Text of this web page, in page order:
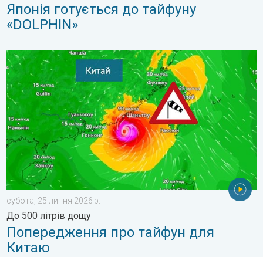
Японія готується до тайфуну
«DOLPHIN»
Попередження про тайфун для Китаю. До 500 літрів дощу.
субота, 25 липня 2026 р.
До 500 літрів дощу
Попередження про тайфун для
Китаю